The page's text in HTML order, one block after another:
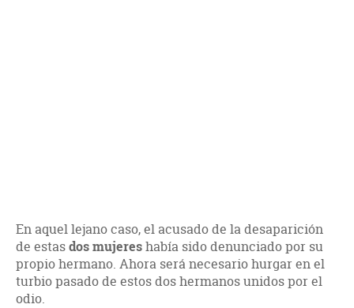
En aquel lejano caso, el acusado de la desaparición
de estasdos mujereshabía sido denunciado por su
propio hermano. Ahora será necesario hurgar en el
turbio pasado de estos dos hermanos unidos por el
odio.